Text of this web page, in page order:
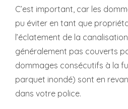
C’est important, car les
pu éviter en tant que
l’éclatement de la
généralement pas couverts
dommages consécutifs à la
parquet inondé) sont en
dans votre police.